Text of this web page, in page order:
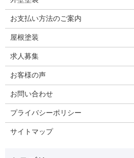
お支払い方法のご案内
屋根塗装
求人募集
お客様の声
お問い合わせ
プライバシーポリシー
サイトマップ